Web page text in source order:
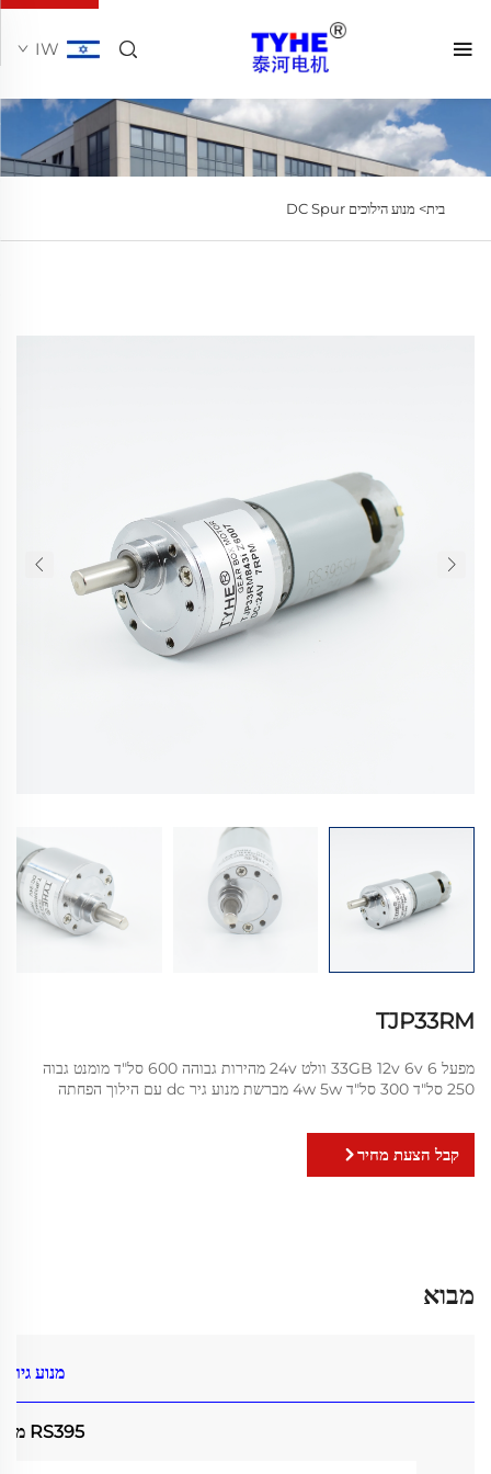
IW
בית> מנוע הילוכים DC Spur
TJP33RM
מפעל 33GB 12v 6v 6 וולט 24v מהירות גבוהה 600 סל"ד מומנט גבוה
250 סל"ד 300 סל"ד 4w 5w מברשת מנוע גיר dc עם הילוך הפחתה
קבל הצעת מחיר
מבוא
מנוע גיר DC
RS395 מנוע DC מברשת קטן עם גיר ספורה